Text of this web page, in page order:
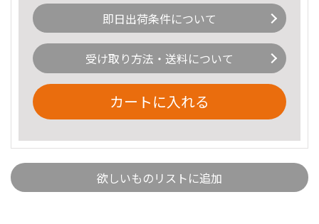
即日出荷条件について
受け取り方法・送料について
カートに入れる
欲しいものリストに追加